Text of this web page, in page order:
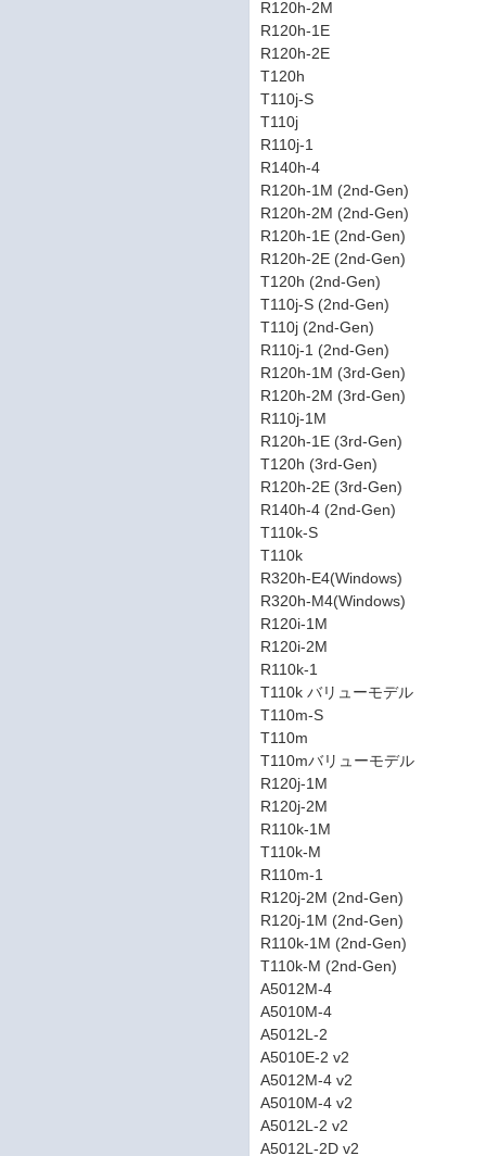
R120h-2M
R120h-1E
R120h-2E
T120h
T110j-S
T110j
R110j-1
R140h-4
R120h-1M (2nd-Gen)
R120h-2M (2nd-Gen)
R120h-1E (2nd-Gen)
R120h-2E (2nd-Gen)
T120h (2nd-Gen)
T110j-S (2nd-Gen)
T110j (2nd-Gen)
R110j-1 (2nd-Gen)
R120h-1M (3rd-Gen)
R120h-2M (3rd-Gen)
R110j-1M
R120h-1E (3rd-Gen)
T120h (3rd-Gen)
R120h-2E (3rd-Gen)
R140h-4 (2nd-Gen)
T110k-S
T110k
R320h-E4(Windows)
R320h-M4(Windows)
R120i-1M
R120i-2M
R110k-1
T110k バリューモデル
T110m-S
T110m
T110mバリューモデル
R120j-1M
R120j-2M
R110k-1M
T110k-M
R110m-1
R120j-2M (2nd-Gen)
R120j-1M (2nd-Gen)
R110k-1M (2nd-Gen)
T110k-M (2nd-Gen)
A5012M-4
A5010M-4
A5012L-2
A5010E-2 v2
A5012M-4 v2
A5010M-4 v2
A5012L-2 v2
A5012L-2D v2